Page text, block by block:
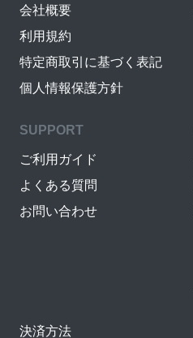
会社概要
利用規約
特定商取引に基づく表記
個人情報保護方針
SUPPORT
ご利用ガイド
よくある質問
お問い合わせ
決済方法